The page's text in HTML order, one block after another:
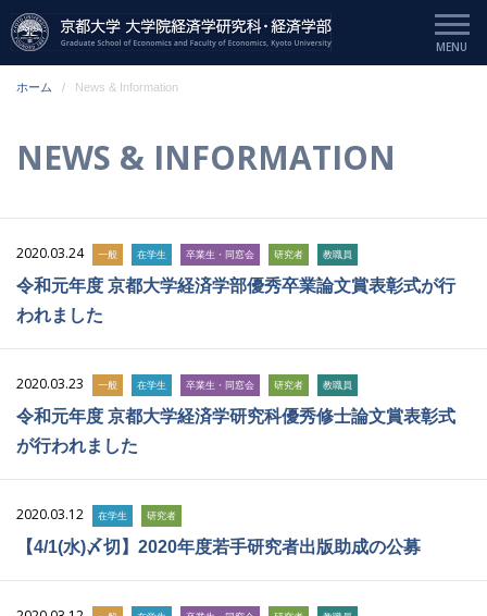
ホーム News & Information
NEWS & INFORMATION
2020.03.24 一般 在学生 卒業生・同窓会 研究者 教職員
令和元年度 京都大学経済学部優秀卒業論文賞表彰式が行
われました
2020.03.23 一般 在学生 卒業生・同窓会 研究者 教職員
令和元年度 京都大学経済学研究科優秀修士論文賞表彰式
が行われました
2020.03.12 在学生 研究者
【4/1(水)〆切】2020年度若手研究者出版助成の公募